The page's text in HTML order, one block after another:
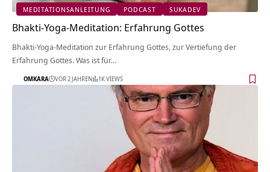
MEDITATIONSANLEITUNG PODCAST SUKADEV
Bhakti-Yoga-Meditation: Erfahrung Gottes
Bhakti-Yoga-Meditation zur Erfahrung Gottes, zur Vertiefung der
Erfahrung Gottes. Was ist für…
OMKARA VOR 2 JAHREN 1K VIEWS